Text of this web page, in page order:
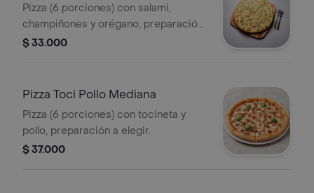
Pizza (6 porciones) con salami,
champiñones y orégano, preparación
a elegir.
$ 33.000
Pizza Toci Pollo Mediana
Pizza (6 porciones) con tocineta y
pollo, preparación a elegir.
$ 37.000